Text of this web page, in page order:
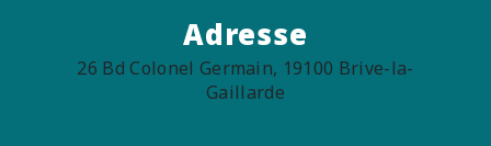
Adresse
26 Bd Colonel Germain, 19100 Brive-la-
Gaillarde